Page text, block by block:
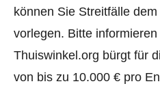
können Sie Streitfälle
vorlegen. Bitte
Thuiswinkel.org bürgt für
von bis zu 10.000 € pro